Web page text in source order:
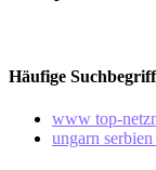
Häufige
www top-
ungarn